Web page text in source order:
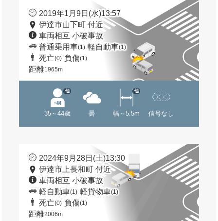
2019年1月9日(水)13:57
伊達市山下町 付近
車両相互 小破事故
普通乗用車(1) 軽自動車(1)
死亡(0) 負傷(1)
距離1965m
35～44歳
他
曇 幅～5.5m
他
信号なし
2024年9月28日(土)13:30
伊達市上長和町 付近
車両相互 小破事故
軽自動車(1) 軽貨物車(1)
死亡(0) 負傷(1)
距離2006m